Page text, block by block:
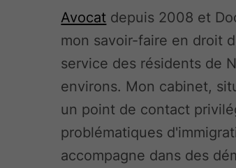
Avocat depuis 2008 et
mon savoir-faire en droit
service des résidents de
environs. Mon cabinet,
un point de contact
problématiques
accompagne dans des